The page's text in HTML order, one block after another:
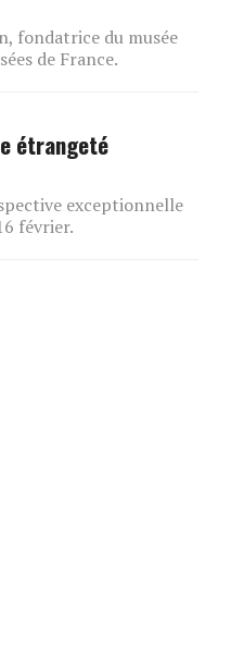
fondatrice du musée
de France.
étrangeté
exceptionnelle
février.